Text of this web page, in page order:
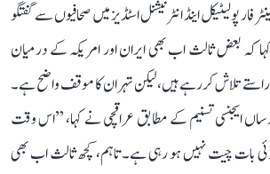
فار پولیٹیکل اینڈ انٹرنیشنل اسٹڈیز میں صحافیوں سے گفتگو
کہ بعض ثالث اب بھی ایران اور امریکہ کے درمیان
تلاش کر رہے ہیں، لیکن تہران کا موقف واضح ہے۔
ایجنسی تسنیم کے مطابق عراقچی نے کہا، ’’اس وقت
بات چیت نہیں ہو رہی ہے۔ تاہم، کچھ ثالث اب بھی